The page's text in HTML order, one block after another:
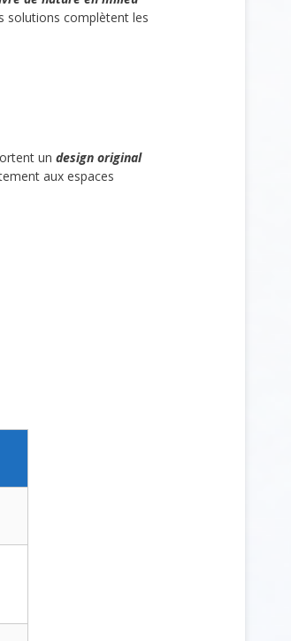
solutions complètent les
un design original
aux espaces